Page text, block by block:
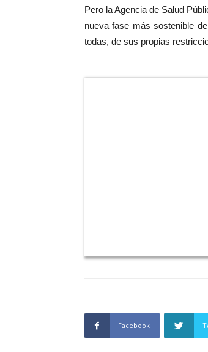
Pero la Agencia de Salud
nueva fase más sostenible
todas, de sus propias
Facebook